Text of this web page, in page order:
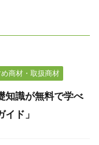
商材・取扱商材
知識が無料で学べ
ド」